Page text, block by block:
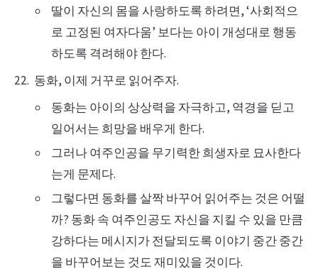
딸이 자신의 몸을 사랑하도록 하려면, ‘사회적으
로 고정된 여자다움’ 보다는 아이 개성대로 행동
하도록 격려해야 한다.
동화, 이제 거꾸로 읽어주자.
동화는 아이의 상상력을 자극하고, 역경을 딛고
일어서는 희망을 배우게 한다.
그러나 여주인공을 무기력한 희생자로 묘사한다
는게 문제다.
그렇다면 동화를 살짝 바꾸어 읽어주는 것은 어떨
까? 동화 속 여주인공도 자신을 지킬 수 있을 만큼
강하다는 메시지가 전달되도록 이야기 중간 중간
을 바꾸어보는 것도 재미있을 것이다.